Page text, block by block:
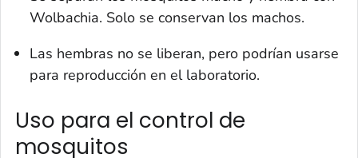
Wolbachia. Solo se conservan los machos.
Las hembras no se liberan, pero podrían usarse
para reproducción en el laboratorio.
Uso para el control de
mosquitos